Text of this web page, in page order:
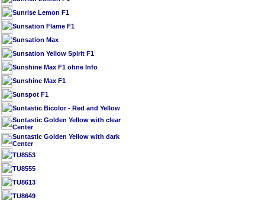
Sunrise Lemon F1
Sunsation Flame F1
Sunsation Max
Sunsation Yellow Spirit F1
Sunshine Max F1 ohne Info
Sunshine Max F1
Sunspot F1
Suntastic Bicolor - Red and Yellow
Suntastic Golden Yellow with clear
Center
Suntastic Golden Yellow with dark
Center
TU8553
TU8555
TU8613
TU8649